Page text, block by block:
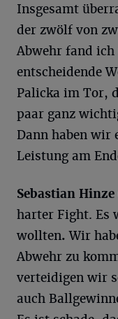
Insgesamt
der zwölf von
Abwehr fand ich
entscheidende
Palicka im Tor,
paar ganz
Dann haben wir
Leistung am
Sebastian
harter Fight. Es
wollten. Wir
Abwehr zu
verteidigen wir
auch